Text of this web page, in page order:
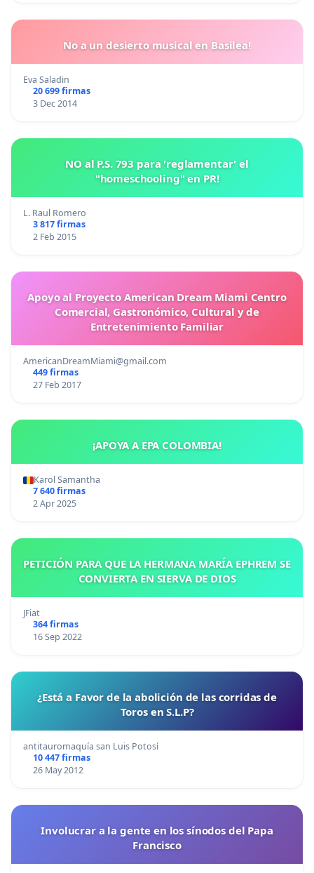
No a un desierto musical en Basilea!
Eva Saladin
20 699 firmas
3 Dec 2014
NO al P.S. 793 para 'reglamentar' el
"homeschooling" en PR!
L. Raul Romero
3 817 firmas
2 Feb 2015
Apoyo al Proyecto American Dream Miami Centro
Comercial, Gastronómico, Cultural y de
Entretenimiento Familiar
AmericanDreamMiami@gmail.com
449 firmas
27 Feb 2017
¡APOYA A EPA COLOMBIA!
Karol Samantha
7 640 firmas
2 Apr 2025
PETICIÓN PARA QUE LA HERMANA MARÍA EPHREM SE
CONVIERTA EN SIERVA DE DIOS
JFiat
364 firmas
16 Sep 2022
¿Está a Favor de la abolición de las corridas de
Toros en S.L.P?
antitauromaquía san Luis Potosí
10 447 firmas
26 May 2012
Involucrar a la gente en los sínodos del Papa
Francisco